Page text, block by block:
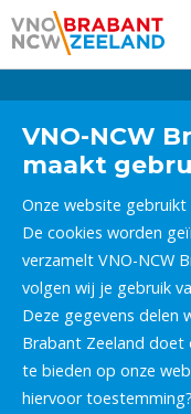
VNO-NCW
maakt
Onze website gebruikt
De cookies worden
verzamelt VNO-NCW
volgen wij je gebruik
Deze gegevens delen
Brabant Zeeland
te bieden op onze
hiervoor